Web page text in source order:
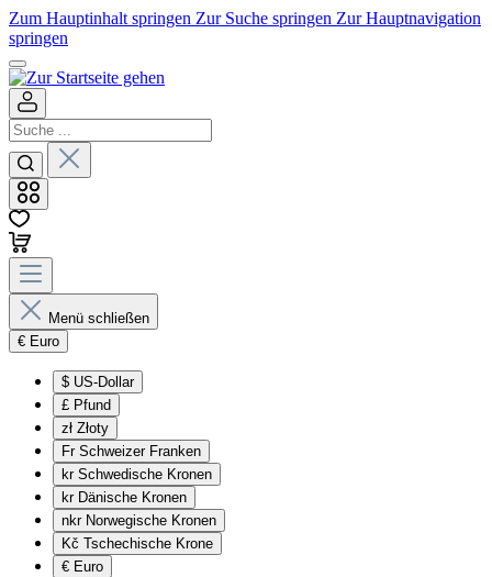
Zum Hauptinhalt springen Zur Suche springen Zur Hauptnavigation
springen
Menü schließen
€ Euro
$ US-Dollar
£ Pfund
zł Złoty
Fr Schweizer Franken
kr Schwedische Kronen
kr Dänische Kronen
nkr Norwegische Kronen
Kč Tschechische Krone
€ Euro